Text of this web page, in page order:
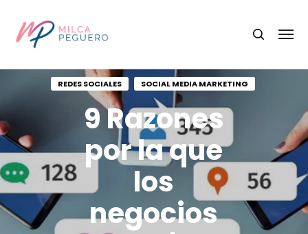
REDES SOCIALES SOCIAL MEDIA MARKETING
9 Razones
por la que
los
negocios